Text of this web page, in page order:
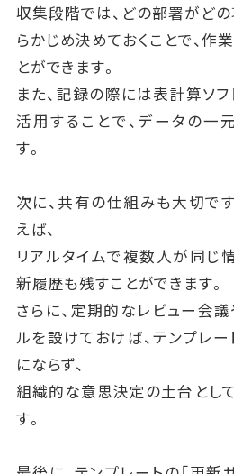
収集段階では、どの部署がど
らかじめ決めておくことで、作
とができます。
また、記録の際には表計算ソ
活用することで、データの一
す。
次に、共有の仕組みも大切で
えば、
リアルタイムで複数人が同じ
新履歴も残すことができます。
さらに、定期的なレビュー会
ルを設けておけば、テンプレ
にならず、
組織的な意思決定の土台とし
す。